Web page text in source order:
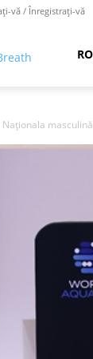
vă / Înregistrați-vă
polo
Naționala